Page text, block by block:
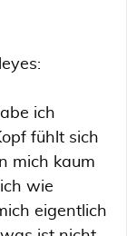
ich
fühlt sich
mich kaum
wie
eigentlich